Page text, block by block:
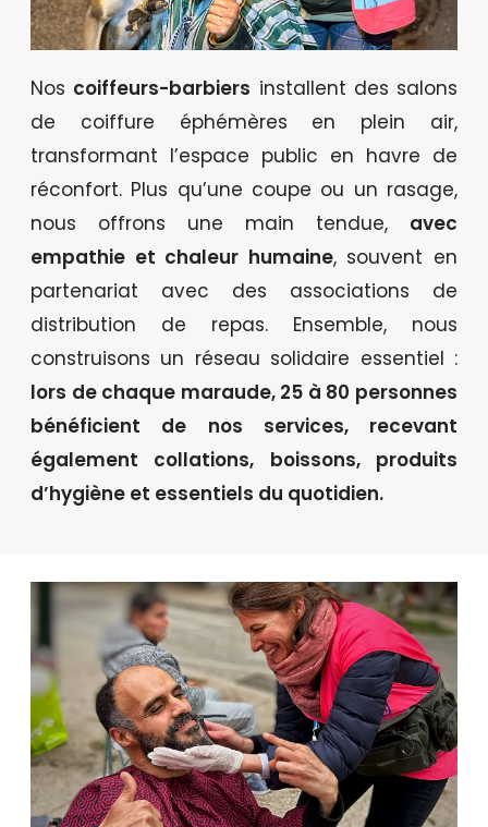
Nos coiffeurs-barbiers installent des salons
de coiffure éphémères en plein air,
transformant l’espace public en havre de
réconfort. Plus qu’une coupe ou un rasage,
nous offrons une main tendue, avec
empathie et chaleur humaine, souvent en
partenariat avec des associations de
distribution de repas. Ensemble, nous
construisons un réseau solidaire essentiel :
lors de chaque maraude, 25 à 80 personnes
bénéficient de nos services, recevant
également collations, boissons, produits
d’hygiène et essentiels du quotidien.